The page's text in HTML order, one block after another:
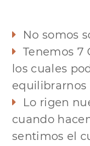
No somos
Tenemos 7
los cuales
equilibrarnos
Lo rigen
cuando
sentimos el